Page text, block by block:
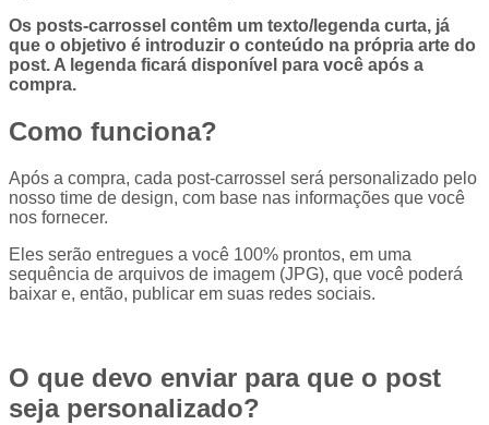
Os posts-carrossel contêm um texto/legenda curta, já
que o objetivo é introduzir o conteúdo na própria arte do
post. A legenda ficará disponível para você após a
compra.
Como funciona?
Após a compra, cada post-carrossel será personalizado pelo
nosso time de design, com base nas informações que você
nos fornecer.
Eles serão entregues a você 100% prontos, em uma
sequência de arquivos de imagem (JPG), que você poderá
baixar e, então, publicar em suas redes sociais.
O que devo enviar para que o post
seja personalizado?